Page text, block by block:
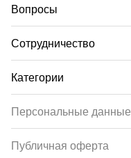
Вопросы
Сотрудничество
Категории
Персональные данные
Публичная оферта